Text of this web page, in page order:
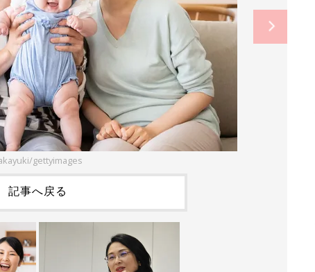
gettyimages
記事へ戻る